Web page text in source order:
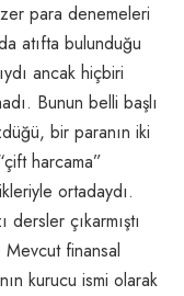
para denemeleri
atıfta bulunduğu
ancak hiçbiri
Bunun belli başlı
bir paranın iki
harcama”
ortadaydı.
çıkarmıştı
finansal
kurucu ismi olarak